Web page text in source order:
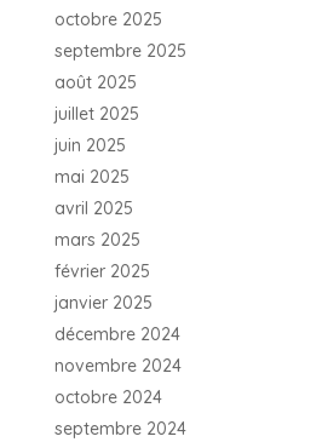
octobre 2025
septembre 2025
août 2025
juillet 2025
juin 2025
mai 2025
avril 2025
mars 2025
février 2025
janvier 2025
décembre 2024
novembre 2024
octobre 2024
septembre 2024